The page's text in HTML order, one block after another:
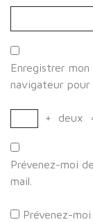
Enregistrer
navigateur pour
+ deux
Prévenez-moi
mail.
Prévenez-